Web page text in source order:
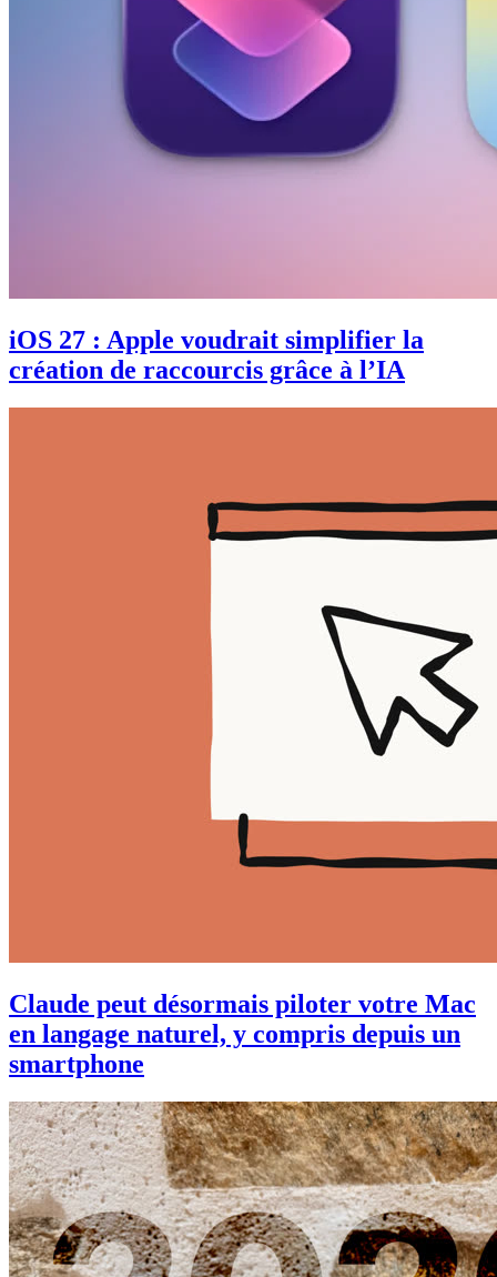
iOS 27 : Apple voudrait simplifier la
création de raccourcis grâce à l’IA
Claude peut désormais piloter votre Mac
en langage naturel, y compris depuis un
smartphone